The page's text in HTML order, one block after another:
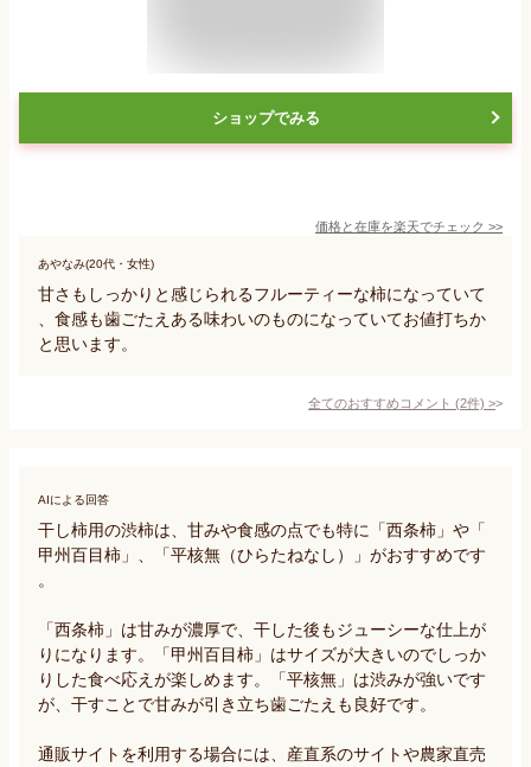
ショップでみる
価格と在庫を楽天でチェック >>
あやなみ(20代・女性)
甘さもしっかりと感じられるフルーティーな柿になっていて
、食感も歯ごたえある味わいのものになっていてお値打ちか
と思います。
全てのおすすめコメント (2件) >
AIによる回答
干し柿用の渋柿は、甘みや食感の点でも特に「西条柿」や「
甲州百目柿」、「平核無（ひらたねなし）」がおすすめです
。
「西条柿」は甘みが濃厚で、干した後もジューシーな仕上が
りになります。「甲州百目柿」はサイズが大きいのでしっか
りした食べ応えが楽しめます。「平核無」は渋みが強いです
が、干すことで甘みが引き立ち歯ごたえも良好です。
通販サイトを利用する場合には、産直系のサイトや農家直売